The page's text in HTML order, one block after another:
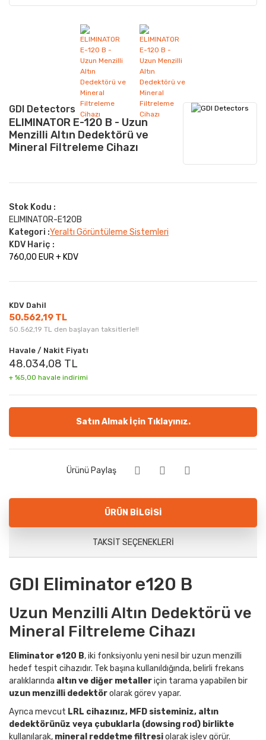
GDI Detectors
ELIMINATOR E-120 B - Uzun
Menzilli Altın Dedektörü ve
Mineral Filtreleme Cihazı
Stok Kodu :
ELIMINATOR-E120B
Kategori :Yeraltı Görüntüleme Sistemleri
KDV Hariç :
760,00 EUR + KDV
KDV Dahil
50.562,19 TL
50.562,19 TL den başlayan taksitlerle!!
Havale / Nakit Fiyatı
48.034,08 TL
+ %5,00 havale indirimi
Satın Almak İçin Tıklayınız.
Ürünü Paylaş
ÜRÜN BILGISI
TAKSIT SEÇENEKLERI
GDI Eliminator e120 B
Uzun Menzilli Altın Dedektörü ve
Mineral Filtreleme Cihazı
Eliminator e120 B, iki fonksiyonlu yeni nesil bir uzun menzilli
hedef tespit cihazıdır. Tek başına kullanıldığında, belirli frekans
aralıklarında altın ve diğer metalleriçin tarama yapabilen bir
uzun menzilli dedektörolarak görev yapar.
Ayrıca mevcut LRL cihazınız, MFD sisteminiz, altın
dedektörünüz veya çubuklarla (dowsing rod) birlikte
kullanılarak, mineral reddetme filtresiolarak işlev görür.